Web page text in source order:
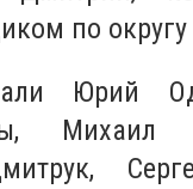
по округу
Юрий
Михаил